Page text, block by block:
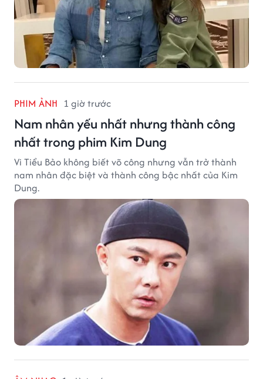
PHIM ẢNH 1 giờ trước
Nam nhân yếu nhất nhưng thành công
nhất trong phim Kim Dung
Vi Tiểu Bảo không biết võ công nhưng vẫn trở thành
nam nhân đặc biệt và thành công bậc nhất của Kim
Dung.